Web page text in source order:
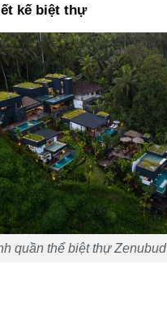
kế biệt thự
quần thể biệt thự Zenubud